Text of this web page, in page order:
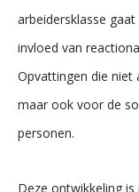
arbeidersklasse
invloed van
Opvattingen die niet
maar ook voor de
personen.
Deze ontwikkeling